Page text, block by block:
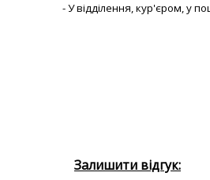
- У відділення, кур'єром, у